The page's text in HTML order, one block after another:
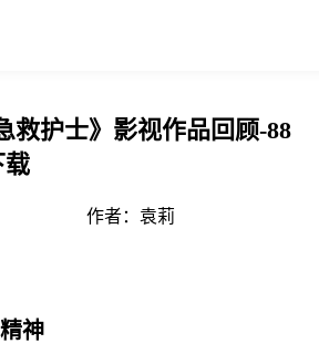
救护士》影视作品回顾-88
载
作者： 袁莉
神